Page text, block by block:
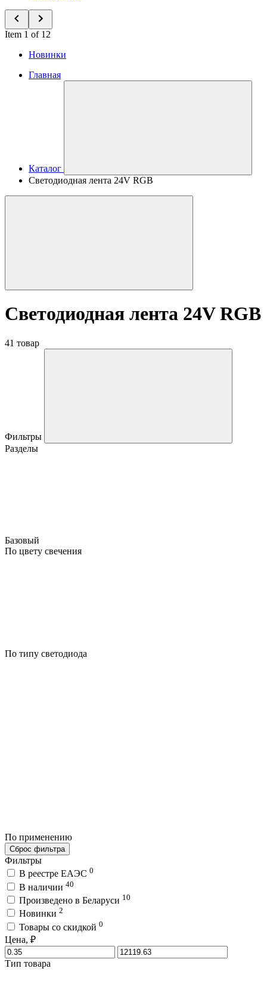
Item 1 of 12
Новинки
Главная
Каталог
Светодиодная лента 24V RGB
Светодиодная лента 24V RGB
41 товар
Фильтры
Разделы
Базовый
По цвету свечения
По типу светодиода
По применению
Сброс фильтра
Фильтры
В реестре ЕАЭС 0
В наличии 40
Произведено в Беларуси 10
Новинки 2
Товары со скидкой 0
Цена, ₽
Тип товара